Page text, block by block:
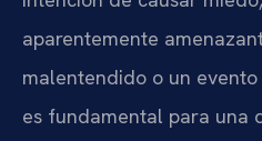
aparentemente
malentendido o un
es fundamental para una